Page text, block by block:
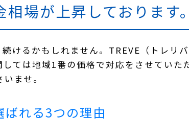
場が上昇しております。
けるかもしれません。TREVE（トレリ
ては地域1番の価格で対応をさせていた
ませ。
ばれる3つの理由